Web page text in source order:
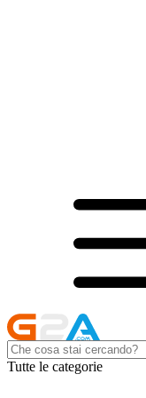
Tutte le categorie